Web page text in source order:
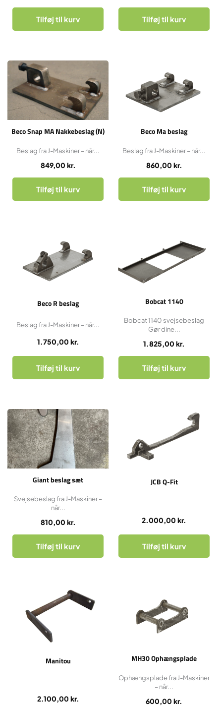
Tilføj til kurv Tilføj til kurv
Beco Snap MA Nakkebeslag (N)
849,00 kr.
Beslag fra J-Maskiner – når...
Tilføj til kurv
Beco Ma beslag
860,00 kr.
Beslag fra J-Maskiner – når...
Tilføj til kurv
Beco R beslag
1.750,00 kr.
Beslag fra J-Maskiner – når...
Tilføj til kurv
Bobcat 1140
1.825,00 kr.
Bobcat 1140 svejsebeslag
Gør dine...
Tilføj til kurv
Giant beslag sæt
810,00 kr.
Svejsebeslag fra J-Maskiner –
når...
Tilføj til kurv
JCB Q-Fit
2.000,00 kr.
Tilføj til kurv
Manitou
2.100,00 kr.
MH30 Ophængsplade
600,00 kr.
Ophængsplade fra J-Maskiner
– når...